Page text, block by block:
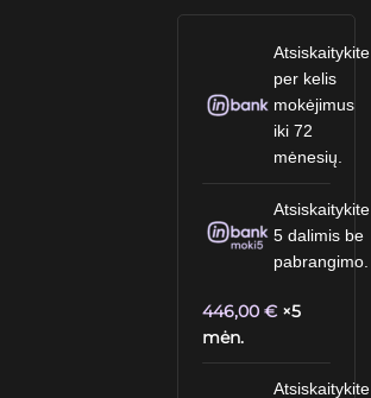
Atsiskaitykite
per kelis
mokėjimus
iki 72
mėnesių.
Atsiskaitykite
5 dalimis be
pabrangimo.
446,00€ ×5
mėn.
Atsiskaitykite